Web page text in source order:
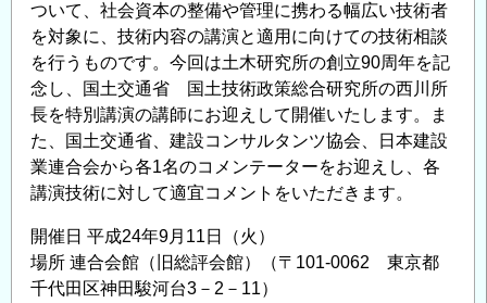
ついて、社会資本の整備や管理に携わる幅広い技術者
を対象に、技術内容の講演と適用に向けての技術相談
を行うものです。今回は土木研究所の創立90周年を記
念し、国土交通省 国土技術政策総合研究所の西川所
長を特別講演の講師にお迎えして開催いたします。ま
た、国土交通省、建設コンサルタンツ協会、日本建設
業連合会から各1名のコメンテーターをお迎えし、各
講演技術に対して適宜コメントをいただきます。
開催日 平成24年9月11日（火）
場所 連合会館（旧総評会館）（〒101-0062 東京都
千代田区神田駿河台3－2－11）